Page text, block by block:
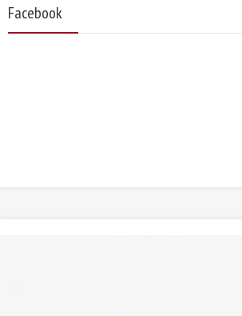
Facebook